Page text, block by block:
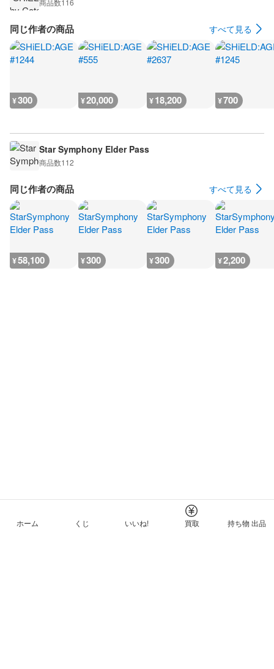
商品数116
同じ作者の商品 すべて見る
¥300 ¥20,000 ¥18,200 ¥700
Star Symphony Elder Pass
商品数112
同じ作者の商品 すべて見る
¥58,100 ¥300 ¥300 ¥2,200
ホーム くじ いいね! 買取 持ち物 出品